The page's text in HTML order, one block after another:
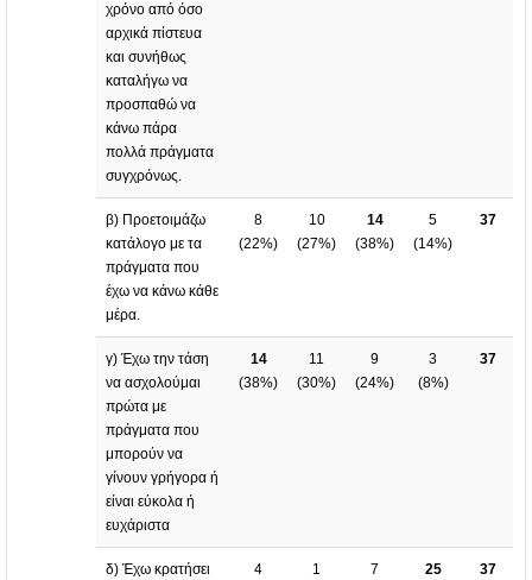
χρόνο από όσο
αρχικά πίστευα
και συνήθως
καταλήγω να
προσπαθώ να
κάνω πάρα
πολλά πράγματα
συγχρόνως.
β) Προετοιμάζω
κατάλογο με τα
πράγματα που
έχω να κάνω κάθε
μέρα.
8
(22%)
10
(27%)
14
(38%)
5
(14%)
37
γ) Έχω την τάση
να ασχολούμαι
πρώτα με
πράγματα που
μπορούν να
γίνουν γρήγορα ή
είναι εύκολα ή
ευχάριστα
14
(38%)
11
(30%)
9
(24%)
3
(8%)
37
δ) Έχω κρατήσει
4
1
7
25
37